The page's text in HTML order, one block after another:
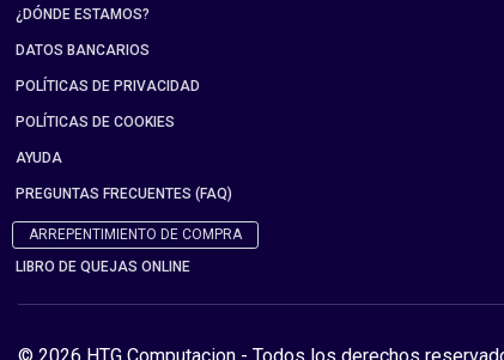
¿DÓNDE ESTAMOS?
DATOS BANCARIOS
POLÍTICAS DE PRIVACIDAD
POLÍTICAS DE COOKIES
AYUDA
PREGUNTAS FRECUENTES (FAQ)
ARREPENTIMIENTO DE COMPRA
LIBRO DE QUEJAS ONLINE